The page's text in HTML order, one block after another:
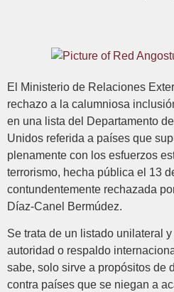
El Ministerio de Relaciones
rechazo a la calumniosa
en una lista del Departamento
Unidos referida a países que
plenamente con los esfuerzos
terrorismo, hecha pública el 13
contundentemente rechazada
Díaz-Canel Bermúdez.
Se trata de un listado unilateral
autoridad o respaldo
sabe, solo sirve a propósitos de
contra países que se niegan a